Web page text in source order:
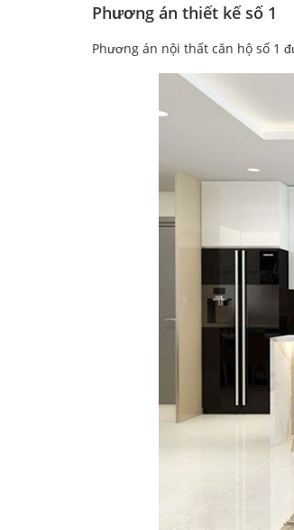
Phương án thiết kế số 1
Phương án nội thất căn hộ số 1